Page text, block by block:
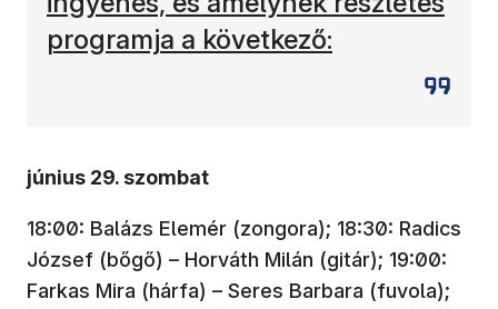
programja a következő:
június 29. szombat
18:00: Balázs Elemér (zongora); 18:30: Radics
József (bőgő) – Horváth Milán (gitár); 19:00:
Farkas Mira (hárfa) – Seres Barbara (fuvola);